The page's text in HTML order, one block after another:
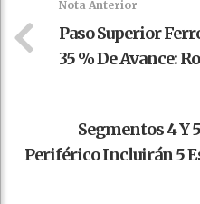
Nota Anterior
Paso Superior
35 % De Avance:
Segmentos 4 Y
Periférico Incluirán 5